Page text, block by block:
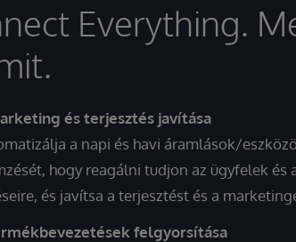
Everything.
és terjesztés javítása
a napi és havi áramlások/
hogy reagálni tudjon az ügyfelek és
és javítsa a terjesztést és a
felgyorsítása